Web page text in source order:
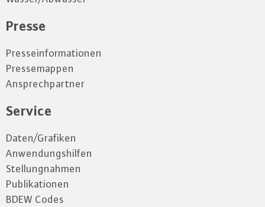
Presse
Presseinformationen
Pressemappen
Ansprechpartner
Service
Daten/Grafiken
Anwendungshilfen
Stellungnahmen
Publikationen
BDEW Codes